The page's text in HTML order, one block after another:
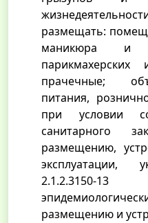
размещать:
маникюра и
парикмахерских
прачечные;
питания,
при условии
санитарного
размещению,
2.1.2.3150-
размещению и